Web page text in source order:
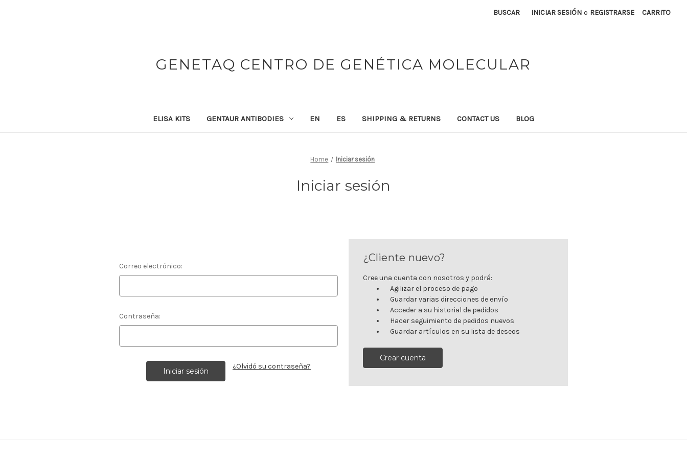
BUSCAR INICIAR SESIÓN o REGISTRARSE CARRITO
GENETAQ CENTRO DE GENÉTICA MOLECULAR
ELISA KITS GENTAUR ANTIBODIES EN ES SHIPPING & RETURNS CONTACT US BLOG
Home Iniciar sesión
Iniciar sesión
Correo electrónico:
Contraseña:
¿Olvidó su contraseña?
¿Cliente nuevo?
Cree una cuenta con nosotros y podrá:
Agilizar el proceso de pago
Guardar varias direcciones de envío
Acceder a su historial de pedidos
Hacer seguimiento de pedidos nuevos
Guardar artículos en su lista de deseos
Crear cuenta